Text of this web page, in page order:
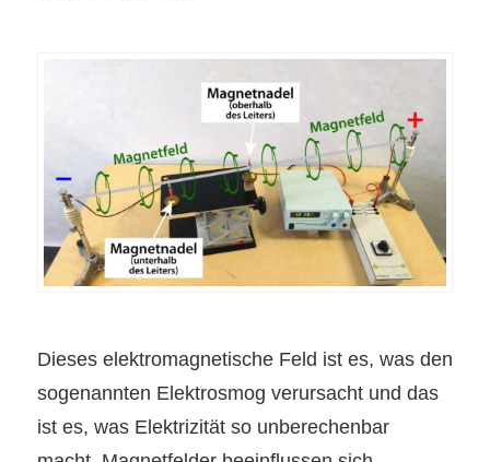
Dieses elektromagnetische Feld ist es, was den
sogenannten Elektrosmog verursacht und das
ist es, was Elektrizität so unberechenbar